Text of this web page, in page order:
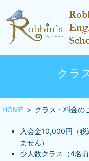
クラ
HOME クラス・料金の
入会金10,000円（税
ません）
少人数クラス（4名